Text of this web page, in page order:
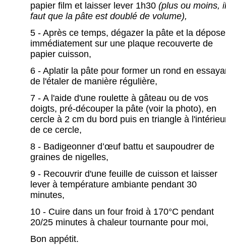
papier film et laisser lever 1h30 (plus ou moins, il
faut que la pâte est doublé de volume),
5 - Après ce temps, dégazer la pâte et la
immédiatement sur une plaque recouverte de
papier cuisson,
6 - Aplatir la pâte pour former un rond en
de l'étaler de manière régulière,
7 - A l'aide d'une roulette à gâteau ou de vos
doigts, pré-découper la pâte (voir la photo), en
cercle à 2 cm du bord puis en triangle à
de ce cercle,
8 - Badigeonner d’œuf battu et saupoudrer de
graines de nigelles,
9 - Recouvrir d'une feuille de cuisson et laisser
lever à température ambiante pendant 30
minutes,
10 - Cuire dans un four froid à 170°C pendant
20/25 minutes à chaleur tournante pour moi,
Bon appétit.